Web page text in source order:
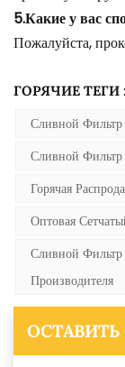
5.Какие у вас
Пожалуйста,
ГОРЯЧИЕ ТЕГИ :
Сливной
Сливной Фильтр
Горячая
Оптовая
Сливной
Производителя